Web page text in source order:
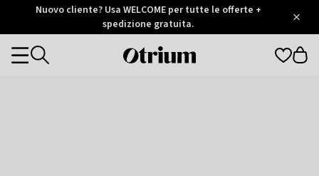
Otrium
Trustpilot
Nuovo cliente? Usa WELCOME per tutte le offerte +
spedizione gratuita.
Otrium
Categories